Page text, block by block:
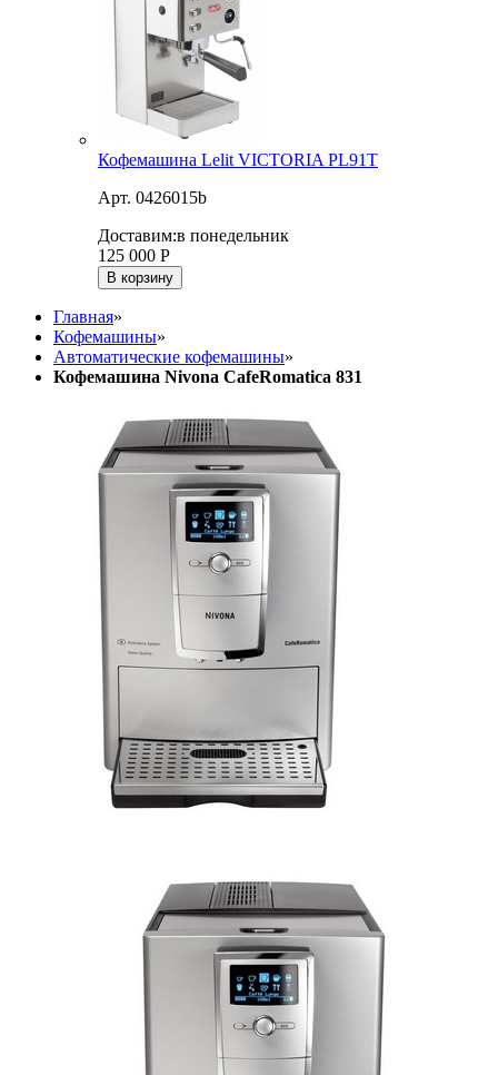
Кофемашина Lelit VICTORIA PL91T
Арт. 0426015b
Доставим:в понедельник
125 000 Р
В корзину
Главная»
Кофемашины»
Автоматические кофемашины»
Кофемашина Nivona CafeRomatica 831